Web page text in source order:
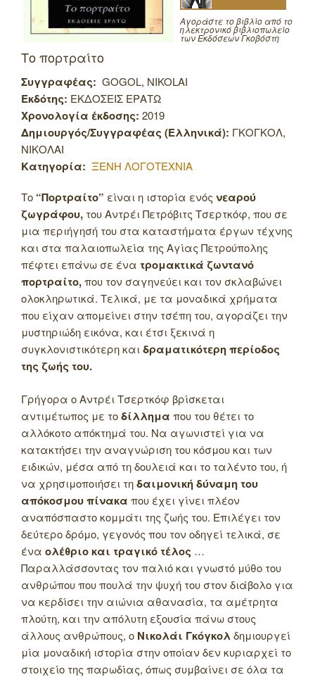
Αγοράστε το βιβλίο από το
ηλεκτρονικό βιβλιοπωλείο
των Εκδόσεων Γκοβόστη
Το πορτραίτο
Συγγραφέας: GOGOL, NIKOLAI
Εκδότης: ΕΚΔΟΣΕΙΣ ΕΡΑΤΩ
Χρονολογία έκδοσης: 2019
Δημιουργός/Συγγραφέας (Ελληνικά): ΓΚΟΓΚΟΛ,
ΝΙΚΟΛΑΙ
Κατηγορία: ΞΕΝΗ ΛΟΓΟΤΕΧΝΙΑ
Το “Πορτραίτο” είναι η ιστορία ενός νεαρού
ζωγράφου, του Αντρέι Πετρόβιτς Τσερτκόφ, που σε
μια περιήγησή του στα καταστήματα έργων τέχνης
και στα παλαιοπωλεία της Αγίας Πετρούπολης
πέφτει επάνω σε ένα τρομακτικά ζωντανό
πορτραίτο,που τον σαγηνεύει και τον σκλαβώνει
ολοκληρωτικά. Τελικά, με τα μοναδικά χρήματα
που είχαν απομείνει στην τσέπη του, αγοράζει την
μυστηριώδη εικόνα, και έτσι ξεκινά η
συγκλονιστικότερη και δραματικότερη περίοδος
της ζωής του.
Γρήγορα ο Αντρέι Τσερτκόφ βρίσκεται
αντιμέτωπος με τοδίλλημα που του θέτει το
αλλόκοτο απόκτημά του. Να αγωνιστεί για να
κατακτήσει την αναγνώριση του κόσμου και των
ειδικών, μέσα από τη δουλειά και το ταλέντο του, ή
να χρησιμοποιήσει τηδαιμονική δύναμη του
απόκοσμου πίνακα που έχει γίνει πλέον
αναπόσπαστο κομμάτι της ζωής του. Επιλέγει τον
δεύτερο δρόμο, γεγονός που τον οδηγεί τελικά, σε
ένα ολέθριο και τραγικό τέλος …
Παραλλάσσοντας τον παλιό και γνωστό μύθο του
ανθρώπου που πουλά την ψυχή του στον διάβολο για
να κερδίσει την αιώνια αθανασία, τα αμέτρητα
πλούτη, και την απόλυτη εξουσία πάνω στους
άλλους ανθρώπους, ο Νικολάι Γκόγκολδημιουργεί
μία μοναδική ιστορία στην οποίαν δεν κυριαρχεί το
στοιχείο της παρωδίας, όπως συμβαίνει σε όλα τα